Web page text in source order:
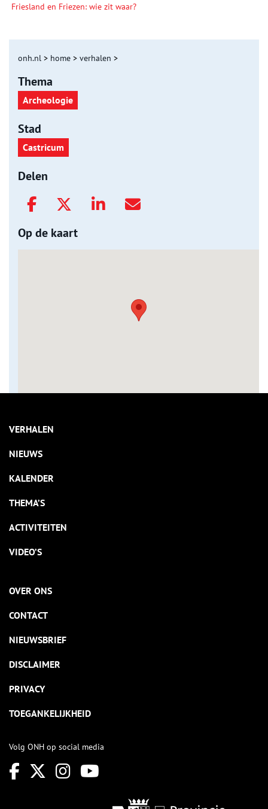
Friesland en Friezen: wie zit waar?
onh.nl > home > verhalen >
Thema
Archeologie
Stad
Castricum
Delen
Op de kaart
VERHALEN
NIEUWS
KALENDER
THEMA’S
ACTIVITEITEN
VIDEO’S
OVER ONS
CONTACT
NIEUWSBRIEF
DISCLAIMER
PRIVACY
TOEGANKELIJKHEID
Volg ONH op social media